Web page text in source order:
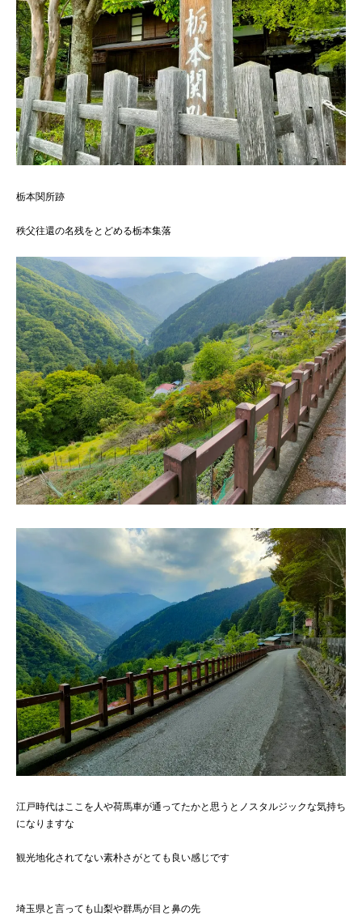
栃本関所跡
秩父往還の名残をとどめる栃本集落
江戸時代はここを人や荷馬車が通ってたかと思うとノスタルジックな気持ち
になりますな
観光地化されてない素朴さがとても良い感じです
埼玉県と言っても山梨や群馬が目と鼻の先